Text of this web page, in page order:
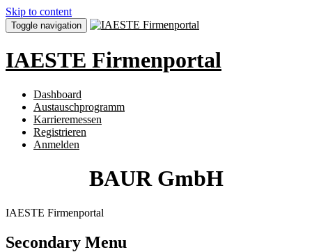
Skip to content
Toggle navigation
IAESTE Firmenportal
Dashboard
Austauschprogramm
Karrieremessen
Registrieren
Anmelden
BAUR GmbH
IAESTE Firmenportal
Secondary Menu